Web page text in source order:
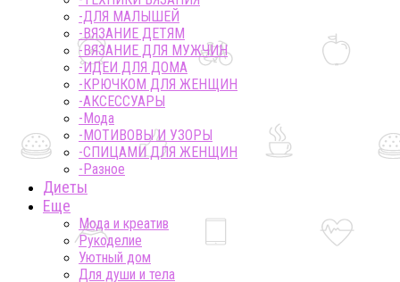
-ДЛЯ МАЛЫШЕЙ
-ВЯЗАНИЕ ДЕТЯМ
-ВЯЗАНИЕ ДЛЯ МУЖЧИН
-ИДЕИ ДЛЯ ДОМА
-КРЮЧКОМ ДЛЯ ЖЕНЩИН
-AКСЕССУАРЫ
-Мода
-МОТИВОВЫ И УЗОРЫ
-СПИЦАМИ ДЛЯ ЖЕНЩИН
-Разное
Диеты
Еще
Мода и креатив
Рукоделие
Уютный дом
Для души и тела